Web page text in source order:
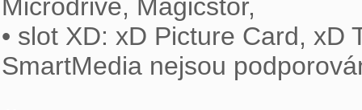
Microdrive, Magicstor,
• slot XD: xD Picture Card, xD
SmartMedia nejsou